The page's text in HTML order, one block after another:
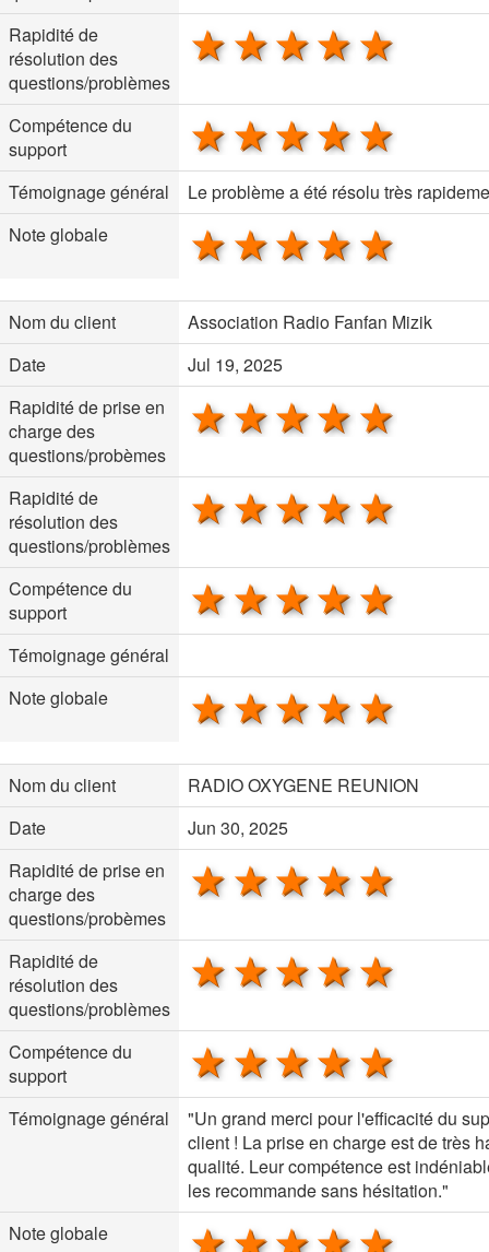
Rapidité de
résolution des
questions/problèmes
4 stars
3 stars
2 stars
1 star
Compétence du
support
4 stars
3 stars
2 stars
1 star
Témoignage général
Le problème a été résolu très
Note globale
4 stars
3 stars
2 stars
1 star
Nom du client
Association Radio Fanfan Mizik
Date
Jul 19, 2025
Rapidité de prise en
charge des
questions/probèmes
4 stars
3 stars
2 stars
1 star
Rapidité de
résolution des
questions/problèmes
4 stars
3 stars
2 stars
1 star
Compétence du
support
4 stars
3 stars
2 stars
1 star
Témoignage général
Note globale
4 stars
3 stars
2 stars
1 star
Nom du client
RADIO OXYGENE REUNION
Date
Jun 30, 2025
Rapidité de prise en
charge des
questions/probèmes
4 stars
3 stars
2 stars
1 star
Rapidité de
résolution des
questions/problèmes
4 stars
3 stars
2 stars
1 star
Compétence du
support
4 stars
3 stars
2 stars
1 star
Témoignage général
"Un grand merci pour l'efficacité du
client ! La prise en charge est de très
qualité. Leur compétence est
les recommande sans hésitation."
Note globale